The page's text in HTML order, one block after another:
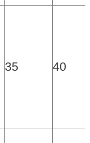
35 40